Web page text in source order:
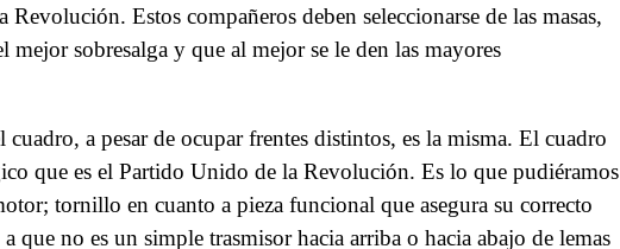
Estos compañeros deben seleccionarse de las masas,
sobresalga y que al mejor se le den las mayores
a pesar de ocupar frentes distintos, es la misma. El cuadro
que es el Partido Unido de la Revolución. Es lo que pudiéramos
tornillo en cuanto a pieza funcional que asegura su correcto
que no es un simple trasmisor hacia arriba o hacia abajo de lemas